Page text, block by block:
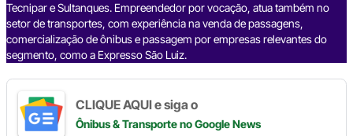
Tecnipar e Sultanques. Empreendedor por vocação, atua também no
setor de transportes, com experiência na venda de passagens,
comercialização de ônibus e passagem por empresas relevantes do
segmento, como a Expresso São Luiz.
CLIQUE AQUI e siga o
Ônibus & Transporteno Google News